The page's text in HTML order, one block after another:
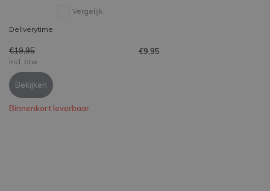
Vergelijk
Deliverytime
€19,95 €9,95
Incl. btw
Bekijken
Binnenkort leverbaar